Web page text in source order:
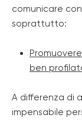
comunicare
soprattutto:
ben
A differenza di
impensabile